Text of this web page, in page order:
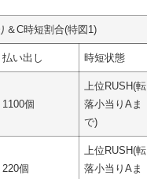
＆C時短割合(特図1)
払い出し 時短状態
1100個
上位RUSH(転
落小当りAま
で)
220個
上位RUSH(転
落小当りAま